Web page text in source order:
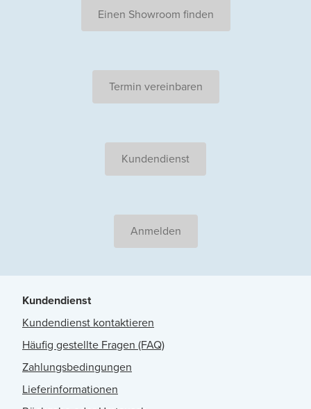
Einen Showroom finden
Termin vereinbaren
Kundendienst
Anmelden
Kundendienst
Kundendienst kontaktieren
Häufig gestellte Fragen (FAQ)
Zahlungsbedingungen
Lieferinformationen